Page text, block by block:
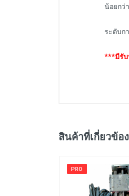
น้อยกว่
ระดับก
***มีรับ
สินค้าที่เกี่ยวข้อง
PRO